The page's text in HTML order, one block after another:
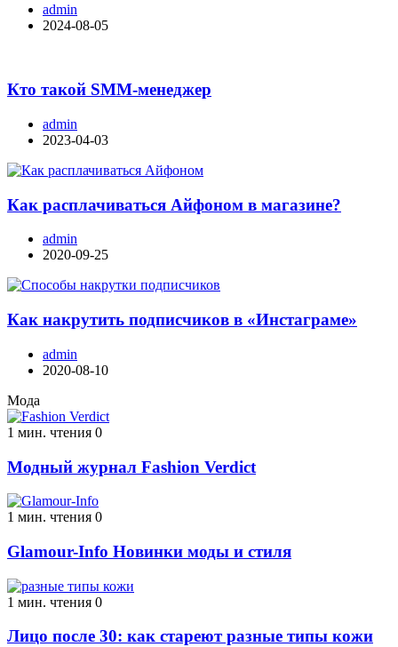
admin
2024-08-05
Кто такой SMM-менеджер
admin
2023-04-03
Как расплачиваться Айфоном в магазине?
admin
2020-09-25
Как накрутить подписчиков в «Инстаграме»
admin
2020-08-10
Мода
1 мин. чтения 0
Модный журнал Fashion Verdict
1 мин. чтения 0
Glamour-Info Новинки моды и стиля
1 мин. чтения 0
Лицо после 30: как стареют разные типы кожи